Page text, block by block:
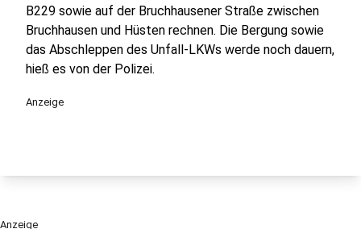
B229 sowie auf der Bruchhausener Straße zwischen
Bruchhausen und Hüsten rechnen. Die Bergung sowie
das Abschleppen des Unfall-LKWs werde noch dauern,
hieß es von der Polizei.
Anzeige
Anzeige